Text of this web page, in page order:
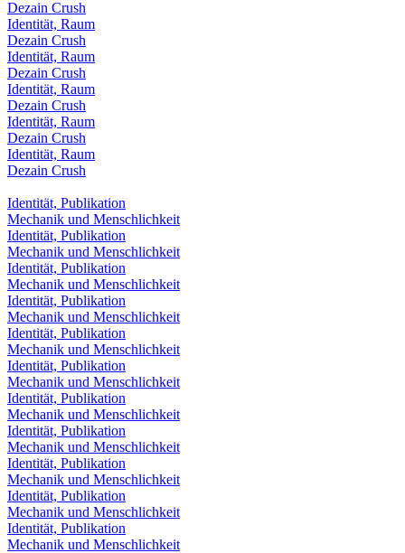
Dezain Crush
Identität, Raum
Dezain Crush
Identität, Raum
Dezain Crush
Identität, Raum
Dezain Crush
Identität, Raum
Dezain Crush
Identität, Raum
Dezain Crush
Identität, Publikation
Mechanik und Menschlichkeit
Identität, Publikation
Mechanik und Menschlichkeit
Identität, Publikation
Mechanik und Menschlichkeit
Identität, Publikation
Mechanik und Menschlichkeit
Identität, Publikation
Mechanik und Menschlichkeit
Identität, Publikation
Mechanik und Menschlichkeit
Identität, Publikation
Mechanik und Menschlichkeit
Identität, Publikation
Mechanik und Menschlichkeit
Identität, Publikation
Mechanik und Menschlichkeit
Identität, Publikation
Mechanik und Menschlichkeit
Identität, Publikation
Mechanik und Menschlichkeit